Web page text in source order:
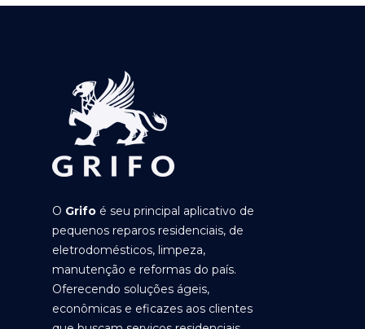
O Grifo é seu principal aplicativo de
pequenos reparos residenciais, de
eletrodomésticos, limpeza,
manutenção e reformas do país.
Oferecendo soluções ágeis,
econômicas e eficazes aos clientes